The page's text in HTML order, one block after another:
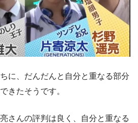
に、だんだんと自分と重なる部分
きたそうです。
さんの評判は良く、自分と重なる